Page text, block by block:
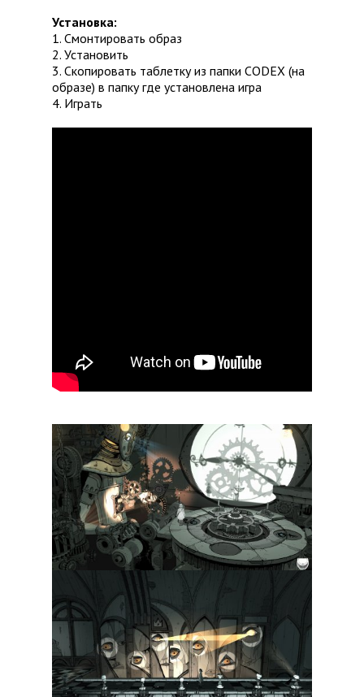
Установка:
1. Смонтировать образ
2. Установить
3. Скопировать таблетку из папки CODEX (на
образе) в папку где установлена игра
4. Играть